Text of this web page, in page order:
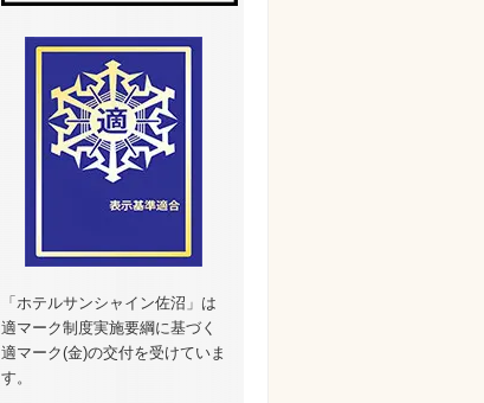
「ホテルサンシャイン佐沼」は
適マーク制度実施要綱に基づく
適マーク(金)の交付を受けていま
す。